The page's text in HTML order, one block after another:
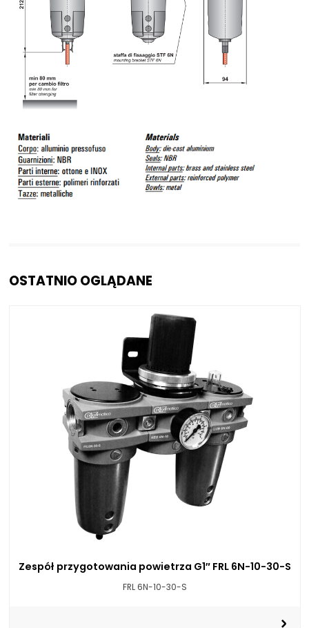
OSTATNIO OGLĄDANE
Zespół przygotowania powietrza G1″ FRL 6N-10-30-S
FRL 6N-10-30-S